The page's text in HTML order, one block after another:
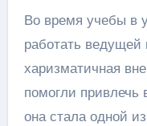
Во время учебы в
работать
харизматичная
помогли привлечь
она стала одной